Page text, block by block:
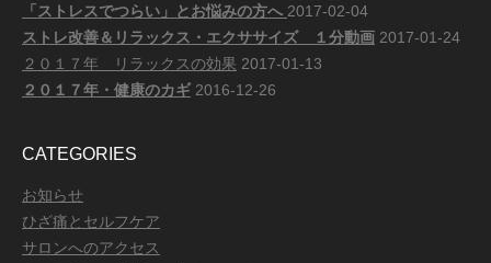
「ストレスでつらい」とお悩みの方へ 2017-02-04
ストレ改善＆リラックス・エクササイズ １分動画 2017-01-24
２０１７年 リラックスの効果 2017-01-13
２０１７年・健康のカギ 2016-12-26
CATEGORIES
お知らせ
ひざ痛とセルフケア
サロンへのアクセス